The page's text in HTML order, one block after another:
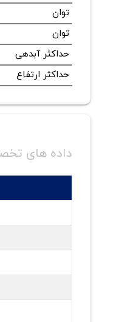
توان
توان
حداکثر آبدهی
حداکثر ارتفاع
داده های